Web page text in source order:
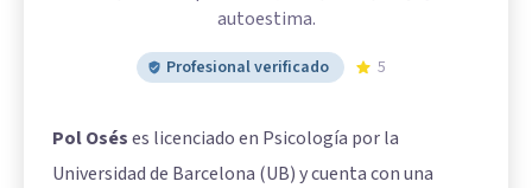
autoestima.
Profesional verificado 5
Pol Oséses licenciado en Psicología por la
Universidad de Barcelona (UB) y cuenta con una